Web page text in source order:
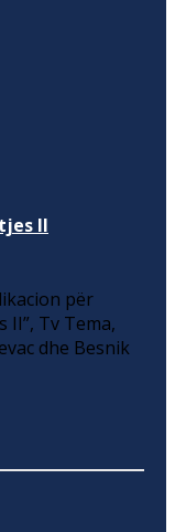
II
për
II”, Tv Tema,
dhe Besnik